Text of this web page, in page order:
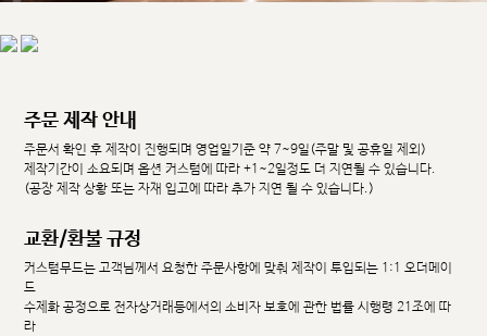
주문 제작 안내
주문서 확인 후 제작이 진행되며 영업일기준 약 7~9일(주말 및 공휴일 제외)
제작기간이 소요되며 옵션 커스텀에 따라 +1~2일정도 더 지연될 수 있습니다.
(공장 제작 상황 또는 자재 입고에 따라 추가 지연 될 수 있습니다.)
교환/환불 규정
커스텀무드는 고객님께서 요청한 주문사항에 맞춰 제작이 투입되는 1:1 오더메이
드
수제화 공정으로 전자상거래등에서의 소비자 보호에 관한 법률 시행령 21조에 따
라